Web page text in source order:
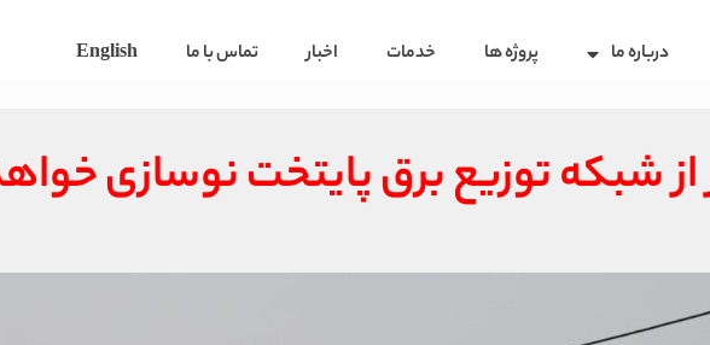
درباره ما پروژه ها خدمات اخبار تماس با ما English
از شبکه توزیع برق پایتخت نوسازی